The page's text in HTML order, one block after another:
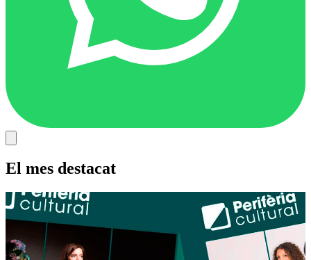
El mes destacat